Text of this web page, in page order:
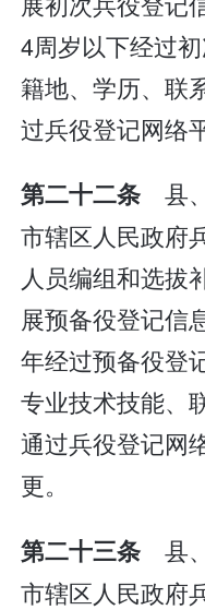
4周岁以下经过
籍地、学历、联
过兵役登记网络
第二十二条 县
市辖区人民政府
人员编组和选拔
展预备役登记信
年经过预备役登
专业技术技能、
通过兵役登记网
更。
第二十三条 县
市辖区人民政府